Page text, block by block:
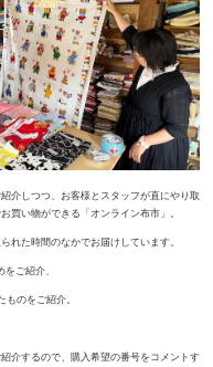
介しつつ、お客様とスタッフが直にやり取
買い物ができる「オンライン布市」。
れた時間のなかでお届けしています。
ご紹介、
のをご紹介。
介するので、購入希望の番号をコメントす